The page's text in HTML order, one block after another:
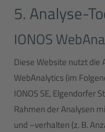
5. Analyse-
IONOS
Diese Website nutzt die
WebAnalytics (im
IONOS SE, Elgendorfer
Rahmen der Analysen
und –verhalten (z. B.